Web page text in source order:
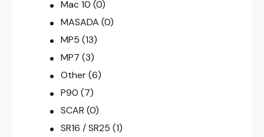
Mac 10 (0)
MASADA (0)
MP5 (13)
MP7 (3)
Other (6)
P90 (7)
SCAR (0)
SR16 / SR25 (1)